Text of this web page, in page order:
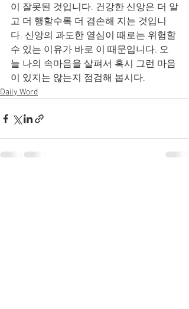
이 잘못된 것입니다. 건강한 신앙은 더 알
고 더 행할수록 더 겸손해 지는 것입니
다. 신앙의 과도한 열심이 때로는 위험할
수 있는 이유가 바로 이 때문입니다. 오
늘 나의 속마음을 살펴서 혹시 그런 마음
이 있지는 않는지 점검해 봅시다.
Daily Word